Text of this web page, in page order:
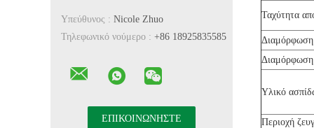
Υπεύθυνος : Nicole Zhuo
Τηλεφωνικό νούμερο : +86 18925835585
Ταχύτητα
Διαμόρφωση
Υλικό
Περιοχή